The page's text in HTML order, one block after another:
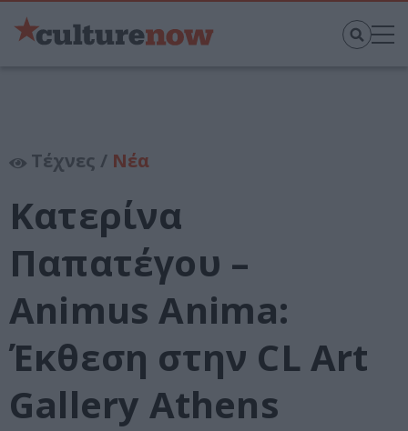
Τέχνες / Νέα
Κατερίνα
Παπατέγου –
Animus Anima:
Έκθεση στην CL Art
Gallery Athens